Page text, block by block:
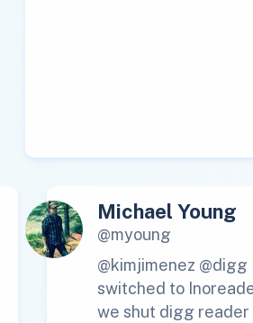
Michael Young
@myoung
@kimjimenez @digg I
switched to
we shut digg reader